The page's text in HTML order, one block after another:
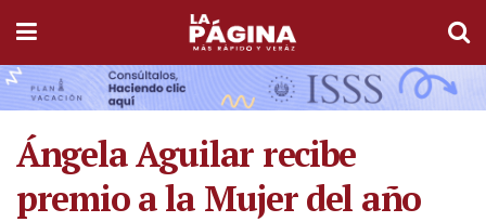
Ángela Aguilar recibe
premio a la Mujer del año